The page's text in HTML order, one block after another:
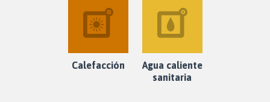
Calefacción
Agua caliente
sanitaria